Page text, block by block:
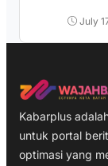
July
Kabarplus
untuk portal
optimasi yang